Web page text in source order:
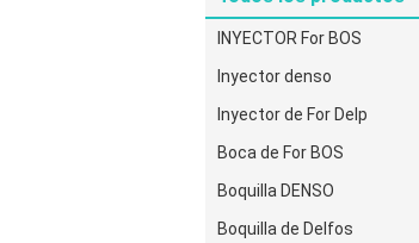
INYECTOR For BOS
Inyector denso
Inyector de For Delp
Boca de For BOS
Boquilla DENSO
Boquilla de Delfos